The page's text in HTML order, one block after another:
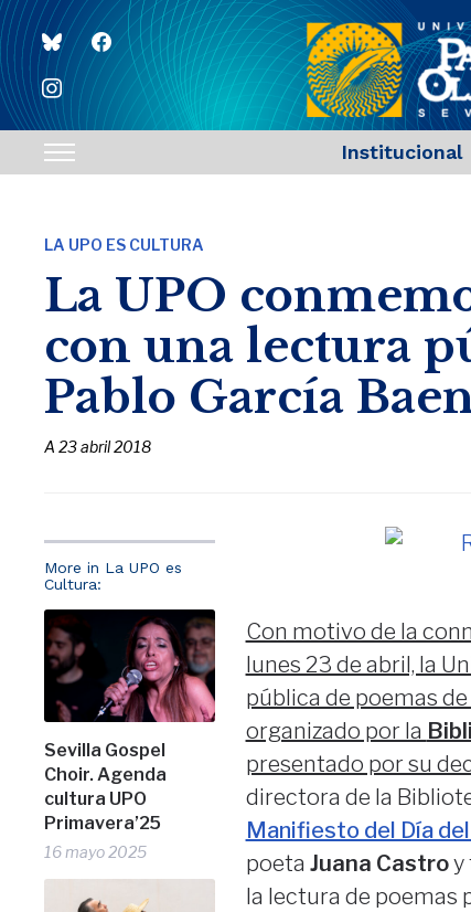
blueskyfacebook
instagram
Toggle
navigation
Institucional
LA UPO ES CULTURA
La UPO
con una lectura
Pablo García
A23 abril 2018
More in La UPO es
Cultura:
Sevilla Gospel
Choir. Agenda
cultura UPO
Primavera’25
16 mayo 2025
Con motivo de la
lunes 23 de abril, la
pública de poemas de
organizado por la
presentado por su
directora de la
Manifiesto del Día
poeta Juana Castroy
la lectura de poemas